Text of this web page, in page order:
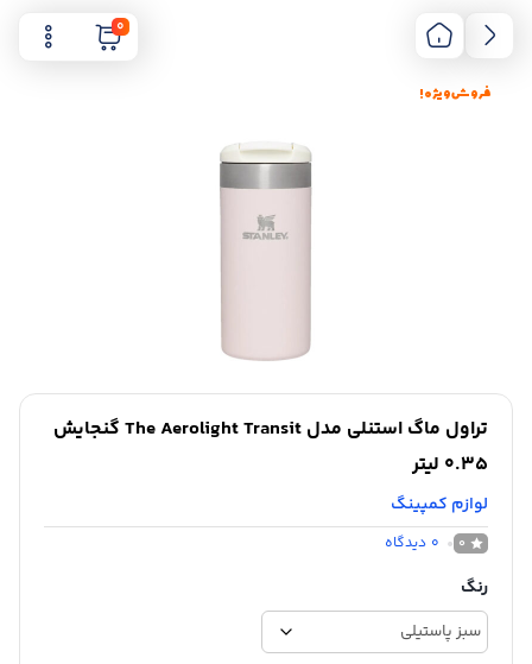
0
فروش ویژه !
تراول ماگ استنلی مدل The Aerolight Transit گنجایش
0.35 لیتر
لوازم کمپینگ
0
0 دیدگاه
رنگ